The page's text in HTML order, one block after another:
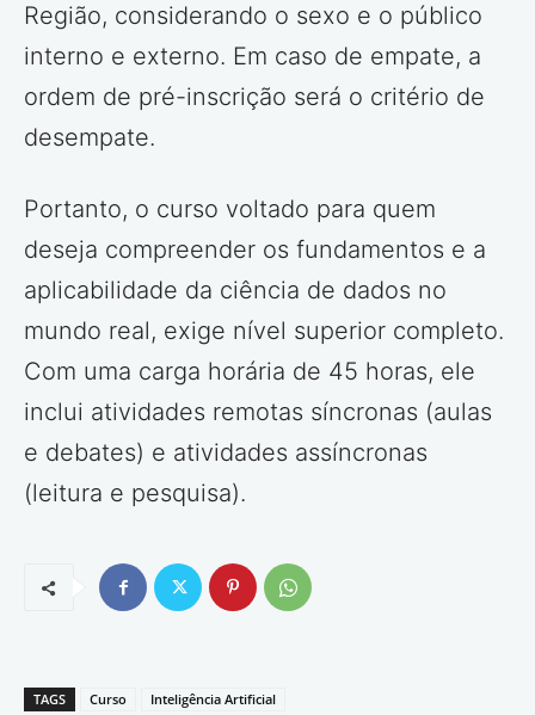
Região, considerando o sexo e o público
interno e externo. Em caso de empate, a
ordem de pré-inscrição será o critério de
desempate.
Portanto, o curso voltado para quem
deseja compreender os fundamentos e a
aplicabilidade da ciência de dados no
mundo real, exige nível superior completo.
Com uma carga horária de 45 horas, ele
inclui atividades remotas síncronas (aulas
e debates) e atividades assíncronas
(leitura e pesquisa).
TAGS Curso Inteligência Artificial